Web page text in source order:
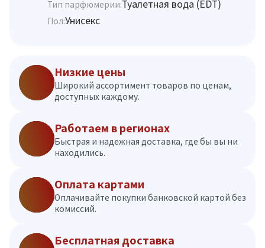
Тип парфюмерии:Туалетная вода (EDT)
Пол:Унисекс
Низкие цены
Широкий ассортимент товаров по ценам,
доступных каждому.
Работаем в регионах
Быстрая и надежная доставка, где бы вы ни
находились.
Оплата картами
Оплачивайте покупки банковской картой без
комиссий.
Бесплатная доставка